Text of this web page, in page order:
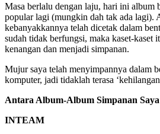
Masa berlalu dengan laju, hari ini album
popular lagi (mungkin dah tak ada lagi).
kebanyakkannya telah dicetak dalam
sudah tidak berfungsi, maka kaset-kaset
kenangan dan menjadi simpanan.
Mujur saya telah menyimpannya dalam
komputer, jadi tidaklah terasa
Antara Album-Album Simpanan
INTEAM